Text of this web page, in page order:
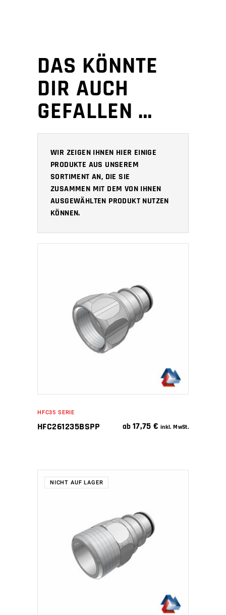
DAS KÖNNTE
DIR AUCH
GEFALLEN …
WIR ZEIGEN IHNEN HIER EINIGE
PRODUKTE AUS UNSEREM
SORTIMENT AN, DIE SIE
ZUSAMMEN MIT DEM VON IHNEN
AUSGEWÄHLTEN PRODUKT NUTZEN
KÖNNEN.
IN DEN WARENKORB
HFC35 SERIE
HFC261235BSPP ab 17,75€ inkl. MwSt.
NICHT AUF LAGER
WEITERLESEN